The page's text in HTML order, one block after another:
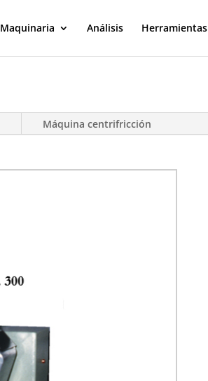
Maquinaria Análisis Herramientas
Máquina centrifricción